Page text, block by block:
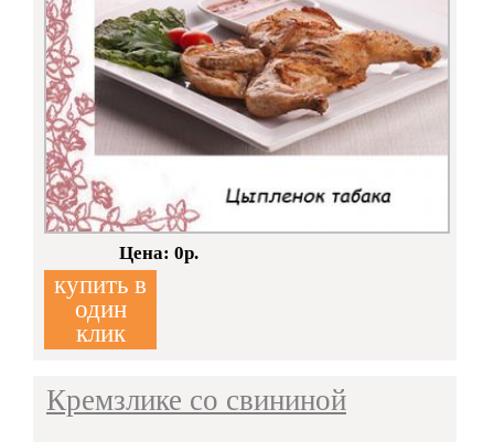
купить в
один
клик
Цена: 0р.
Кремзлике со свининой